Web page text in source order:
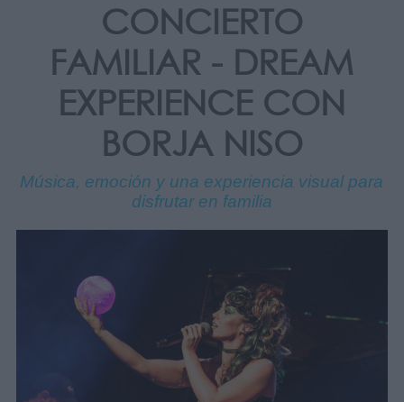
CONCIERTO
FAMILIAR - DREAM
EXPERIENCE CON
BORJA NISO
Música, emoción y una experiencia visual para
disfrutar en familia